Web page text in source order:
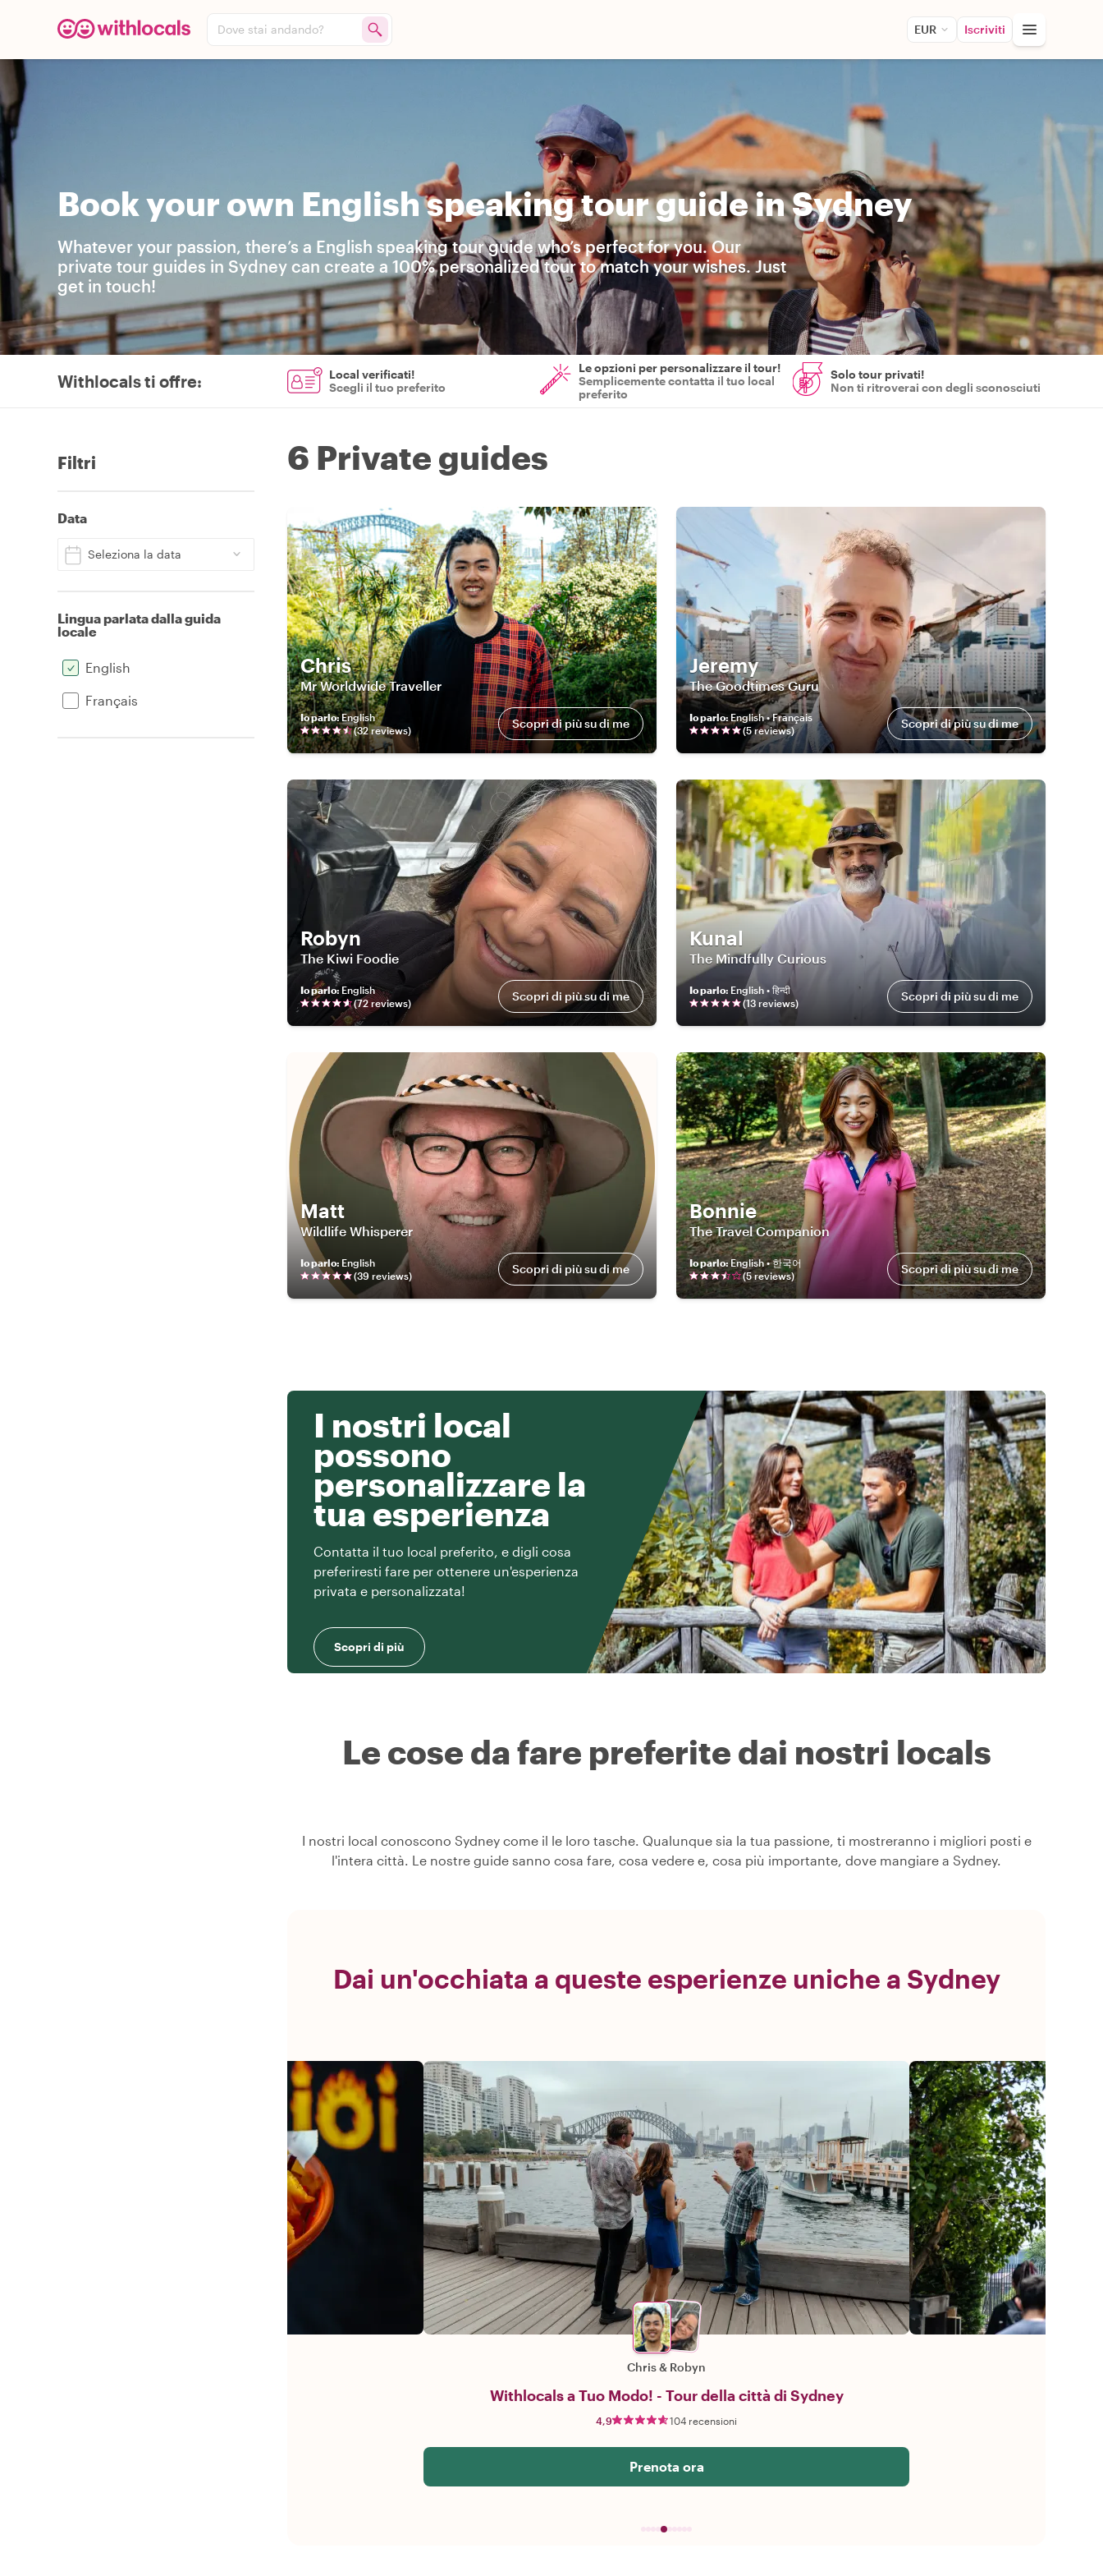
Dove stai andando? EUR Iscriviti
Book your own English speaking tour guide in Sydney
Whatever your passion, there’s a English speaking tour guide who’s perfect for you. Our
private tour guides in Sydney can create a 100% personalized tour to match your wishes. Just
get in touch!
Withlocals ti offre:
Local verificati!
Scegli il tuo preferito
Le opzioni per personalizzare il tour!
Semplicemente contatta il tuo local
preferito
Solo tour privati!
Non ti ritroverai con degli sconosciuti
Filtri
Data
Seleziona la data
Lingua parlata dalla guida
locale
English
Français
6 Private guides
Chris
Mr Worldwide Traveller
Io parlo:English
(32reviews) Scopri di più su di me
Jeremy
The Goodtimes Guru
Io parlo: English • Français
(5reviews) Scopri di più su di me
Robyn
The Kiwi Foodie
Io parlo: English
(72reviews) Scopri di più su di me
Kunal
The Mindfully Curious
Io parlo: English • हिन्दी
(13 reviews) Scopri di più su di me
Matt
Wildlife Whisperer
Io parlo: English
(39 reviews) Scopri di più su di me
Bonnie
The Travel Companion
Io parlo:English • 한국어
(5reviews) Scopri di più su di me
I nostri local
possono
personalizzare la
tua esperienza
Contatta il tuo local preferito, e digli cosa
preferiresti fare per ottenere un'esperienza
privata e personalizzata!
Scopri di più
Le cose da fare preferite dai nostri locals
I nostri local conoscono Sydney come il le loro tasche. Qualunque sia la tua passione, ti mostreranno i migliori posti e
l'intera città. Le nostre guide sanno cosa fare, cosa vedere e, cosa più importante, dove mangiare a Sydney.
Dai un'occhiata a queste esperienze uniche a Sydney
Chris& Robyn
Withlocals a Tuo Modo! - Tour della città di Sydney
4,9 104 recensioni
Prenota ora